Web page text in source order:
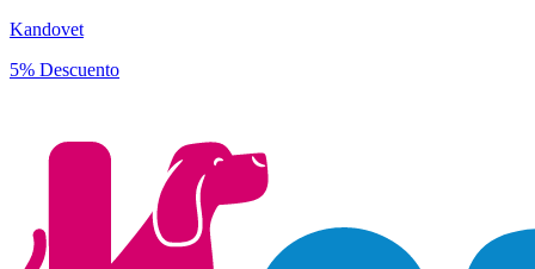
Kandovet
5% Descuento